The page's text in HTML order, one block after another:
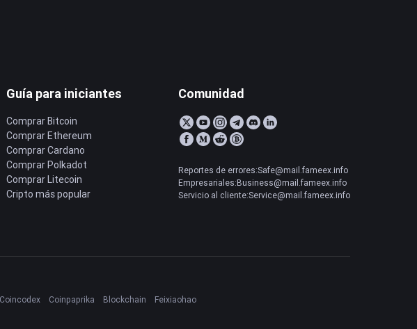
Guía para iniciantes
Comprar Bitcoin
Comprar Ethereum
Comprar Cardano
Comprar Polkadot
Comprar Litecoin
Cripto más popular
Comunidad
Reportes de errores:Safe@mail.fameex.info
Empresariales:Business@mail.fameex.info
Servicio al cliente:Service@mail.fameex.info
Coincodex Coinpaprika Blockchain
Feixiaohao